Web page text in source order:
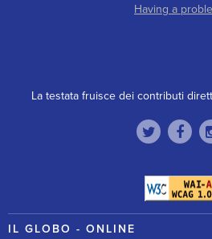
Having a
La testata fruisce dei contributi
IL GLOBO - ONLINE